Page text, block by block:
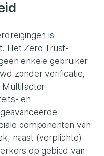
is
Het Zero Trust-
enkele gebruiker
zonder verificatie,
en
componenten van
naast (verplichte)
op gebied van